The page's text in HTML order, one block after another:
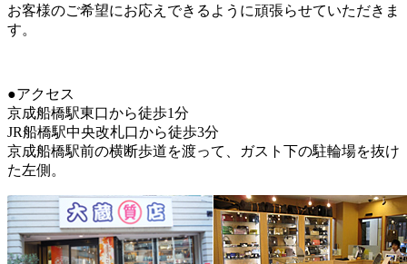
お客様のご希望にお応えできるように頑張らせていただきま
す。
●アクセス
京成船橋駅東口から徒歩1分
JR船橋駅中央改札口から徒歩3分
京成船橋駅前の横断歩道を渡って、ガスト下の駐輪場を抜け
た左側。